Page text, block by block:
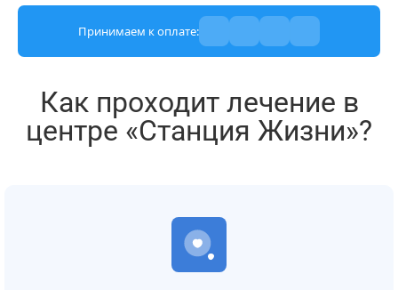
Принимаем к оплате:
Как проходит лечение в
центре «Станция Жизни»?